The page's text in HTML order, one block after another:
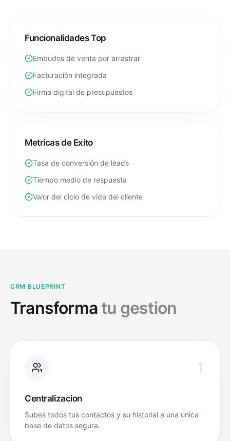
Funcionalidades Top
Embudos de venta por arrastrar
Facturación integrada
Firma digital de presupuestos
Metricas de Exito
Tasa de conversión de leads
Tiempo medio de respuesta
Valor del ciclo de vida del cliente
CRM BLUEPRINT
Transformatu gestion
1
Centralizacion
Subes todos tus contactos y su historial a una única
base de datos segura.